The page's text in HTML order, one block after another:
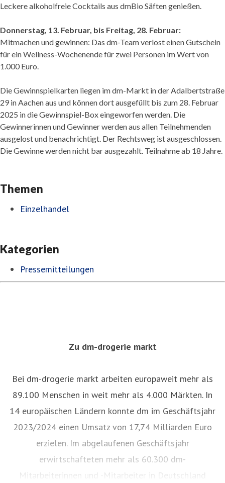
Leckere alkoholfreie Cocktails aus dmBio Säften genießen.
Donnerstag, 13. Februar, bis Freitag, 28. Februar:
Mitmachen und gewinnen: Das dm-Team verlost einen Gutschein
für ein Wellness-Wochenende für zwei Personen im Wert von
1.000 Euro.
Die Gewinnspielkarten liegen im dm-Markt in der Adalbertstraße
29 in Aachen aus und können dort ausgefüllt bis zum 28. Februar
2025 in die Gewinnspiel-Box eingeworfen werden. Die
Gewinnerinnen und Gewinner werden aus allen Teilnehmenden
ausgelost und benachrichtigt. Der Rechtsweg ist ausgeschlossen.
Die Gewinne werden nicht bar ausgezahlt. Teilnahme ab 18 Jahre.
Themen
Einzelhandel
Kategorien
Pressemitteilungen
Zu dm-drogerie markt
Bei dm-drogerie markt arbeiten europaweit mehr als
89.100 Menschen in weit mehr als 4.000 Märkten. In
14 europäischen Ländern konnte dm im Geschäftsjahr
2023/2024 einen Umsatz von 17,74 Milliarden Euro
erzielen. Im abgelaufenen Geschäftsjahr
erwirtschafteten mehr als 60.300 dm-
Mitarbeiterinnen und -Mitarbeiter in Deutschland